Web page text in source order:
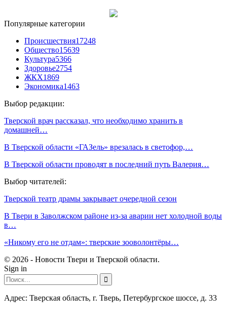
Популярные категории
Происшествия17248
Общество15639
Культура5366
Здоровье2754
ЖКХ1869
Экономика1463
Выбор редакции:
Тверской врач рассказал, что необходимо хранить в
домашней…
В Тверской области «ГАЗель» врезалась в светофор,…
В Тверской области проводят в последний путь Валерия…
Выбор читателей:
Тверской театр драмы закрывает очередной сезон
В Твери в Заволжском районе из-за аварии нет холодной воды
в…
«Никому его не отдам»: тверские зооволонтёры…
© 2026 - Новости Твери и Тверской области.
Sign in
Адрес: Тверская область, г. Тверь, Петербургское шоссе, д. 33